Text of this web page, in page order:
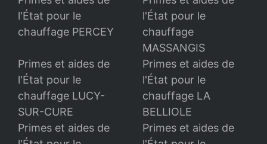
l'État pour le
chauffage PERCEY
l'État pour le
chauffage
MASSANGIS
Primes et aides de
l'État pour le
chauffage LUCY-
SUR-CURE
Primes et aides de
l'État pour le
chauffage LA
BELLIOLE
Primes et aides de
Primes et aides de